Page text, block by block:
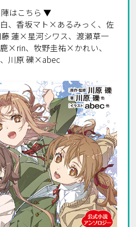
はこちら ▼
、香坂マト×あるみっく、佐
蓮×星河シワス、渡瀬草一
×rin、牧野圭祐×かれい、
川原 礫×abec